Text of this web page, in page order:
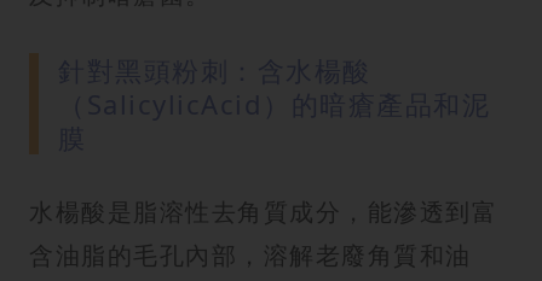
水楊酸是脂溶性去角質成分，能滲透到富
含油脂的毛孔內部，溶解老廢角質和油